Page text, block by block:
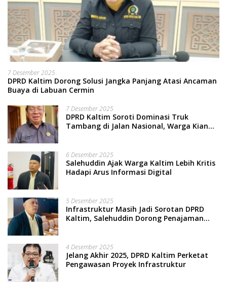
7 Desember 2025
DPRD Kaltim Dorong Solusi Jangka Panjang Atasi Ancaman
Buaya di Labuan Cermin
7 Desember 2025
DPRD Kaltim Soroti Dominasi Truk
Tambang di Jalan Nasional, Warga Kian
6 Desember 2025
Salehuddin Ajak Warga Kaltim Lebih Kritis
Hadapi Arus Informasi Digital
5 Desember 2025
Infrastruktur Masih Jadi Sorotan DPRD
Kaltim, Salehuddin Dorong Penajaman
4 Desember 2025
Jelang Akhir 2025, DPRD Kaltim Perketat
Pengawasan Proyek Infrastruktur